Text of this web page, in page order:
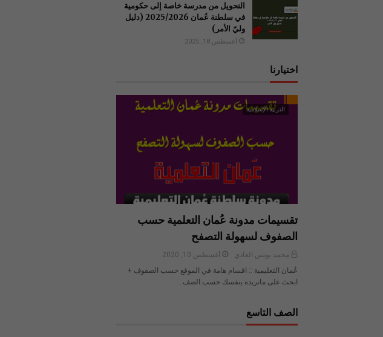
التحويل من مدرسة خاصة إلى حكومية
في سلطنة عُمان 2025/2026 (دليل
وليّ الأمر)
أغسطس 18, 2025
اختيارنا
التربية الإسلامية
تقسيمات مدونة عُمان التعلمية حسب
الصفوف لسهولة التصفح
محمد يونس الغادي
أغسطس 10, 2020
عُمان التعليمية :: اقسام هامة في الموقع حسب الصفوف +
ابحث على ماتريده بنفسك حسب الصف…
الصف التاسع